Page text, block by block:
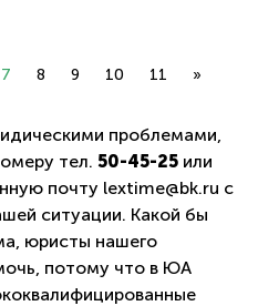
7 8 9 10 11 »
проблемами,
тел. 50-45-25 или
почту lextime@bk.ru с
ситуации. Какой бы
юристы нашего
потому что в ЮА